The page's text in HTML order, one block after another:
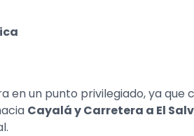
en un punto privilegiado, ya que
Cayalá y Carretera a El